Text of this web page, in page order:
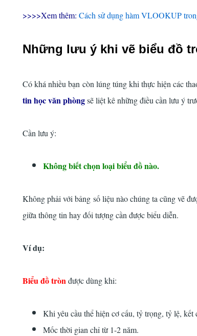
>>>>Xem thêm: Cách sử dụng hàm VLOOKUP
Những lưu ý khi vẽ biểu đồ
Có khá nhiều bạn còn lúng túng khi thực hiện các
tin học văn phòngsẽ liệt kê những điều cần lưu ý
Cần lưu ý:
Không biết chọn loại biểu đồ nào.
Không phải với bảng số liệu nào chúng ta cũng vẽ
giữa thông tin hay đối tượng cần được biểu diễn.
Ví dụ:
Biểu đồ trònđược dùng khi:
Khi yêu cầu thể hiện cơ cấu, tỷ trọng, tỷ lệ, kết
Mốc thời gian chỉ từ 1-2 năm.